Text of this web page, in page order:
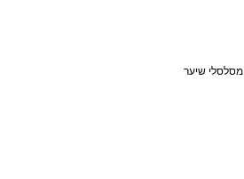
מסלסלי שיער